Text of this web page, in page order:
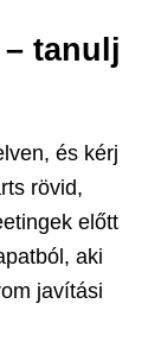
tanulj
és kérj
rövid,
előtt
aki
javítási